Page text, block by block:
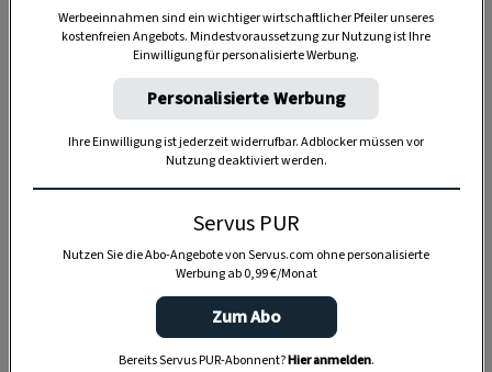
Werbeeinnahmen sind ein wichtiger wirtschaftlicher Pfeiler unseres
kostenfreien Angebots. Mindestvoraussetzung zur Nutzung ist Ihre
Einwilligung für personalisierte Werbung.
Personalisierte Werbung
Ihre Einwilligung ist jederzeit widerrufbar. Adblocker müssen vor
Nutzung deaktiviert werden.
Servus PUR
Nutzen Sie die Abo-Angebote von Servus.com ohne personalisierte
Werbung ab 0,99 €/Monat
Zum Abo
Bereits Servus PUR-Abonnent?Hier anmelden.